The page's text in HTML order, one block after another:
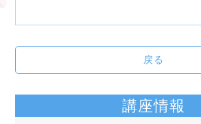
戻る
講座情報